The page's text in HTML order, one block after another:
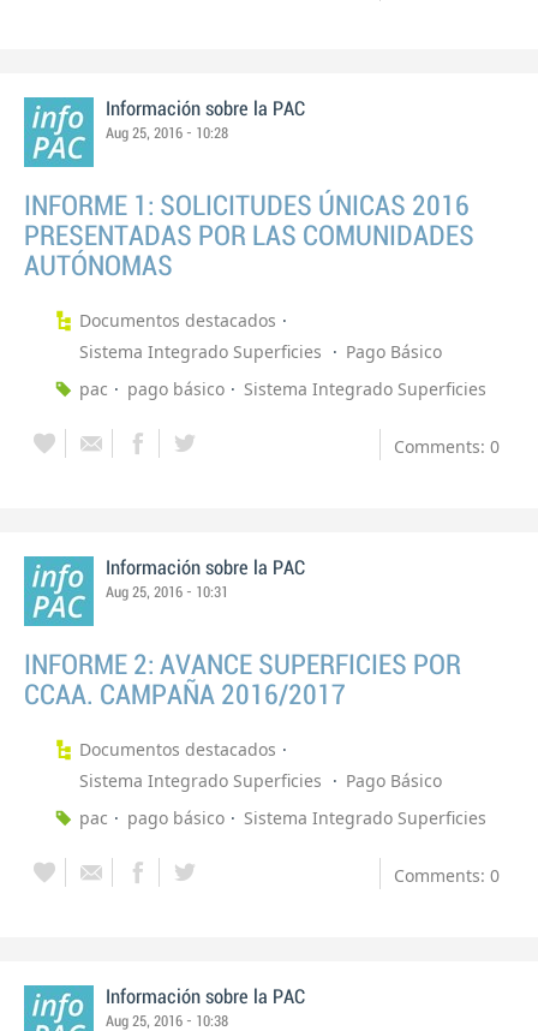
Información sobre la PAC
Aug 25, 2016 - 10:28
INFORME 1: SOLICITUDES ÚNICAS 2016
PRESENTADAS POR LAS COMUNIDADES
AUTÓNOMAS
Documentos destacados
Sistema Integrado Superficies
Pago Básico
pac
pago básico Sistema Integrado Superficies
Comments: 0
Información sobre la PAC
Aug 25, 2016 - 10:31
INFORME 2: AVANCE SUPERFICIES POR
CCAA. CAMPAÑA 2016/2017
Documentos destacados
Sistema Integrado Superficies
Pago Básico
pac
pago básico Sistema Integrado Superficies
Comments: 0
Información sobre la PAC
Aug 25, 2016 - 10:38